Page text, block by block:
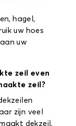
hagel,
uw hoes
uw
zeil even
zeil?
zijn veel
dekzeil,